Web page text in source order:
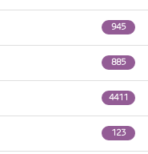
945
885
4411
123